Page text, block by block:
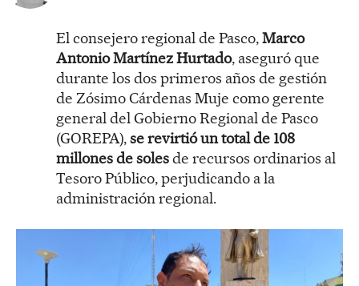
El consejero regional de Pasco,Marco
Antonio Martínez Hurtado, aseguró que
durante los dos primeros años de gestión
de Zósimo Cárdenas Muje como gerente
general del Gobierno Regional de Pasco
(GOREPA),se revirtió un total de 108
millones de solesde recursos ordinarios al
Tesoro Público, perjudicando a la
administración regional.